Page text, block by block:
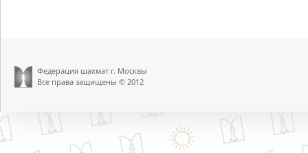
Федерация шахмат г. Москвы
Все права защищены © 2012